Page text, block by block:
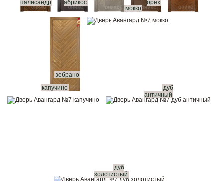
палисандр
абрикос
орех
зебрано
мокко
капучино
дуб
античный
дуб
золотистый